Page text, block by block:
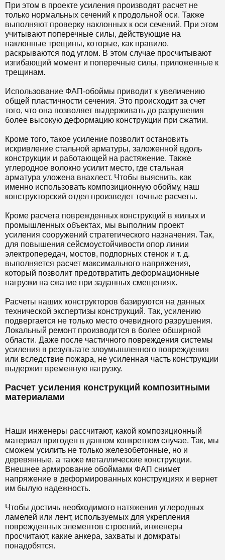
При этом в проекте усиления производят расчет не
только нормальных сечений к продольной оси. Также
выполняют проверку наклонных к оси сечений. При этом
учитывают поперечные силы, действующие на
наклонные трещины, которые, как правило,
раскрываются под углом. В этом случае просчитывают
изгибающий момент и поперечные силы, приложенные к
трещинам.
Использование ФАП-обоймы приводит к увеличению
общей пластичности сечения. Это происходит за счет
того, что она позволяет выдерживать до разрушения
более высокую деформацию конструкции при сжатии.
Кроме того, такое усиление позволит остановить
искривление стальной арматуры, заложенной вдоль
конструкции и работающей на растяжение. Также
углеродное волокно усилит место, где стальная
арматура уложена внахлест. Чтобы выяснить, как
именно использовать композиционную обойму, наш
конструкторский отдел произведет точные расчеты.
Кроме расчета поврежденных конструкций в жилых и
промышленных объектах, мы выполним проект
усиления сооружений стратегического назначения. Так,
для повышения сейсмоустойчивости опор линии
электропередач, мостов, подпорных стенок и т. д.
выполняется расчет максимального напряжения,
который позволит предотвратить деформационные
нагрузки на сжатие при заданных смещениях.
Расчеты наших конструкторов базируются на данных
технической экспертизы конструкций. Так, усилению
подвергается не только место очевидного разрушения.
Локальный ремонт производится в более обширной
области. Даже после частичного повреждения системы
усиления в результате злоумышленного повреждения
или вследствие пожара, не усиленная часть конструкции
выдержит временную нагрузку.
Расчет усиления конструкций композитными
материалами
Наши инженеры рассчитают, какой композиционный
материал пригоден в данном конкретном случае. Так, мы
сможем усилить не только железобетонные, но и
деревянные, а также металлические конструкции.
Внешнее армирование обоймами ФАП снимет
напряжение в деформированных конструкциях и вернет
им былую надежность.
Чтобы достичь необходимого натяжения углеродных
ламелей или лент, используемых для укрепления
поврежденных элементов строений, инженеры
просчитают, какие анкера, захваты и домкраты
понадобятся.